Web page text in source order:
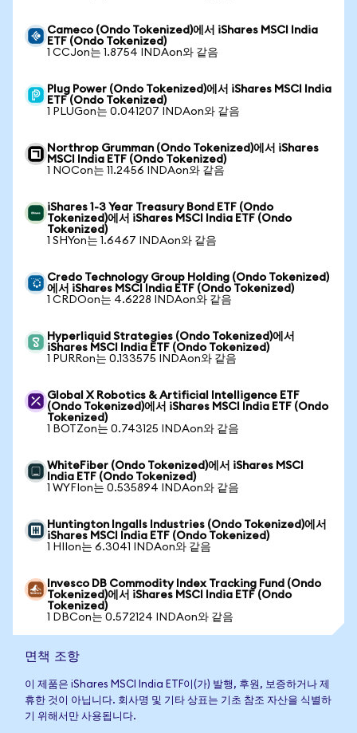
Cameco (Ondo Tokenized)에서 iShares MSCI India
ETF (Ondo Tokenized)
1 CCJon는 1.8754 INDAon와 같음
Plug Power (Ondo Tokenized)에서 iShares MSCI India
ETF (Ondo Tokenized)
1 PLUGon는 0.041207 INDAon와 같음
Northrop Grumman (Ondo Tokenized)에서 iShares
MSCI India ETF (Ondo Tokenized)
1 NOCon는 11.2456 INDAon와 같음
iShares 1-3 Year Treasury Bond ETF (Ondo
Tokenized)에서 iShares MSCI India ETF (Ondo
Tokenized)
1 SHYon는 1.6467 INDAon와 같음
Credo Technology Group Holding (Ondo Tokenized)
에서 iShares MSCI India ETF (Ondo Tokenized)
1 CRDOon는 4.6228 INDAon와 같음
Hyperliquid Strategies (Ondo Tokenized)에서
iShares MSCI India ETF (Ondo Tokenized)
1 PURRon는 0.133575 INDAon와 같음
Global X Robotics & Artificial Intelligence ETF
(Ondo Tokenized)에서 iShares MSCI India ETF (Ondo
Tokenized)
1 BOTZon는 0.743125 INDAon와 같음
WhiteFiber (Ondo Tokenized)에서 iShares MSCI
India ETF (Ondo Tokenized)
1 WYFIon는 0.535894 INDAon와 같음
Huntington Ingalls Industries (Ondo Tokenized)에서
iShares MSCI India ETF (Ondo Tokenized)
1 HIIon는 6.3041 INDAon와 같음
Invesco DB Commodity Index Tracking Fund (Ondo
Tokenized)에서 iShares MSCI India ETF (Ondo
Tokenized)
1 DBCon는 0.572124 INDAon와 같음
면책 조항
이 제품은 iShares MSCI India ETF이(가) 발행, 후원, 보증하거나 제
휴한 것이 아닙니다. 회사명 및 기타 상표는 기초 참조 자산을 식별하
기 위해서만 사용됩니다.